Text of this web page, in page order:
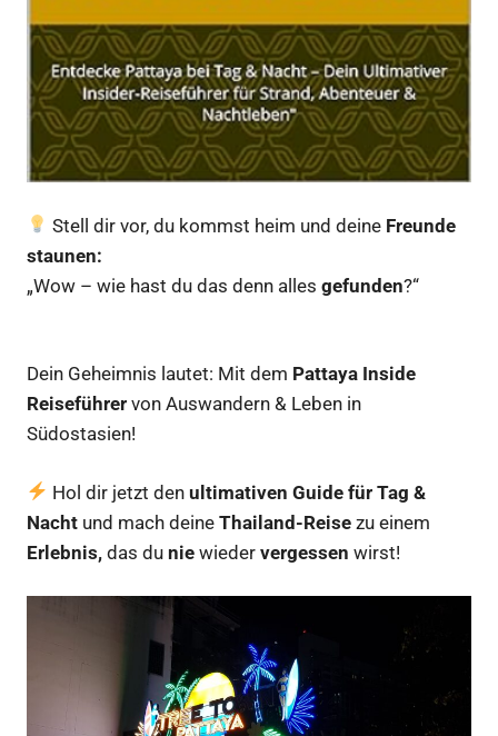
Stell dir vor, du kommst heim und deine Freunde
staunen:
„Wow – wie hast du das denn alles gefunden?“
Dein Geheimnis lautet: Mit dem Pattaya Inside
Reiseführer von Auswandern & Leben in
Südostasien!
Hol dir jetzt denultimativen Guide für Tag &
Nacht und mach deine Thailand-Reise zu einem
Erlebnis, das du nie wieder vergessen wirst!